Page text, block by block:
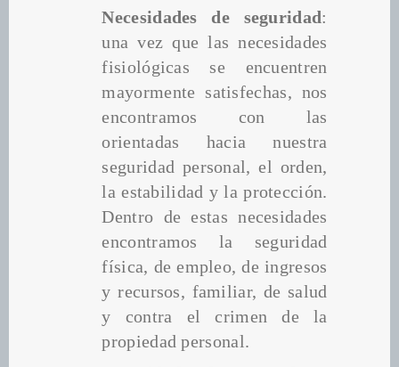
Necesidades de seguridad:
una vez que las necesidades
fisiológicas se encuentren
mayormente satisfechas, nos
encontramos con las
orientadas hacia nuestra
seguridad personal, el orden,
la estabilidad y la protección.
Dentro de estas necesidades
encontramos la seguridad
física, de empleo, de ingresos
y recursos, familiar, de salud
y contra el crimen de la
propiedad personal.